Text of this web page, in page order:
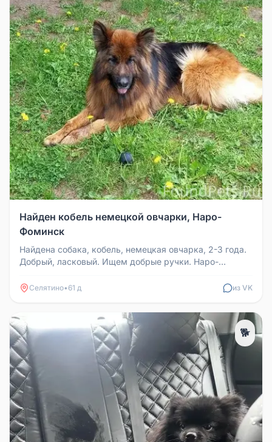
Найден кобель немецкой овчарки, Наро-
Фоминск
Найдена собака, кобель, немецкая овчарка, 2-3 года.
Добрый, ласковый. Ищем добрые ручки. Наро-
Селятино•61 д из VK
🐕